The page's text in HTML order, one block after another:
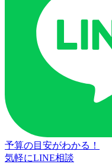
予算の目安がわかる！
気軽にLINE相談